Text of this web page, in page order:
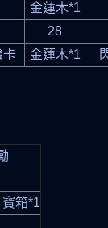
金蓮木*1
28
卡 金蓮木*1
箱*1